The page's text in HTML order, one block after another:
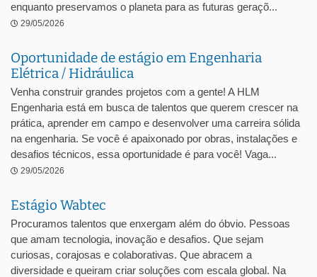
enquanto preservamos o planeta para as futuras geraçõ...
29/05/2026
Oportunidade de estágio em Engenharia
Elétrica / Hidráulica
Venha construir grandes projetos com a gente! A HLM
Engenharia está em busca de talentos que querem crescer na
prática, aprender em campo e desenvolver uma carreira sólida
na engenharia. Se você é apaixonado por obras, instalações e
desafios técnicos, essa oportunidade é para você! Vaga...
29/05/2026
Estágio Wabtec
Procuramos talentos que enxergam além do óbvio. Pessoas
que amam tecnologia, inovação e desafios. Que sejam
curiosas, corajosas e colaborativas. Que abracem a
diversidade e queiram criar soluções com escala global. Na